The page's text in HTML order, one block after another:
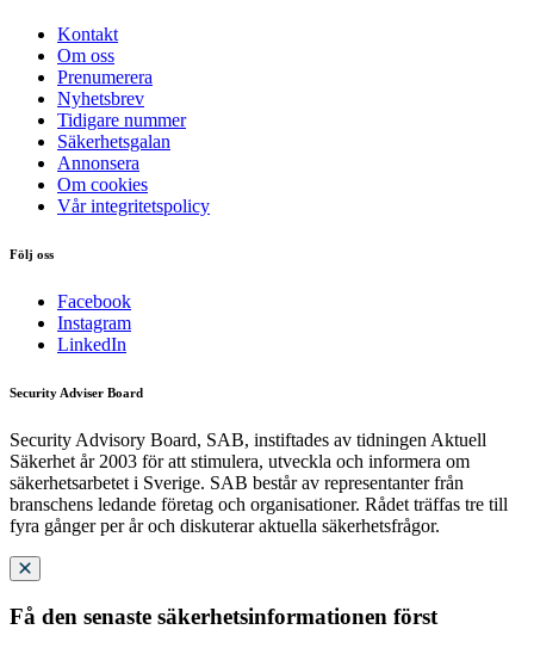
Kontakt
Om oss
Prenumerera
Nyhetsbrev
Tidigare nummer
Säkerhetsgalan
Annonsera
Om cookies
Vår integritetspolicy
Följ oss
Facebook
Instagram
LinkedIn
Security Adviser Board
Security Advisory Board, SAB, instiftades av tidningen Aktuell
Säkerhet år 2003 för att stimulera, utveckla och informera om
säkerhetsarbetet i Sverige. SAB består av representanter från
branschens ledande företag och organisationer. Rådet träffas tre till
fyra gånger per år och diskuterar aktuella säkerhetsfrågor.
Få den senaste säkerhetsinformationen först